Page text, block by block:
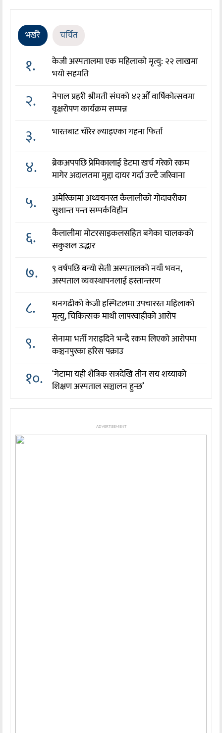
भर्खरै चर्चित
१.
केजी अस्पतालमा एक महिलाको मृत्यु: २२ लाखमा
भयो सहमति
२.
नेपाल प्रहरी श्रीमती संघको ४२औँ वार्षिकोत्सवमा
वृक्षरोपण कार्यक्रम सम्पन्न
३. भारतबाट चोरेर ल्याइएका गहना फिर्ता
४.
ब्रेकअपपछि प्रेमिकालाई डेटमा खर्च गरेको रकम
मागेर अदालतमा मुद्दा दायर गर्दा उल्टै जरिवाना
५.
अमेरिकामा अध्ययनरत कैलालीको गोदावरीका
सुशान्त पन्त सम्पर्कविहीन
६.
कैलालीमा मोटरसाइकलसहित बगेका चालकको
सकुशल उद्धार
७.
९ वर्षपछि बन्यो सेती अस्पतालको नयाँ भवन,
अस्पताल व्यवस्थापनलाई हस्तान्तरण
८.
धनगढीको केजी हस्पिटलमा उपचाररत महिलाको
मृत्यु, चिकित्सक माथी लापरवाहीको आरोप
९.
सेनामा भर्ती गराइदिने भन्दै रकम लिएको आरोपमा
कञ्चनपुरका हरिस पक्राउ
१०.
‘गेटामा यही शैत्रिक सत्रदेखि तीन सय शय्याको
शिक्षण अस्पताल सञ्चालन हुन्छ’
ADVERTISEMENT